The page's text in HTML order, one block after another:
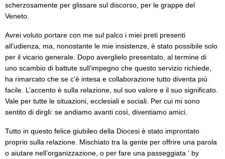
scherzosamente per glissare sul discorso, per le grappe del
Veneto.
Avrei voluto portare con me sul palco i miei preti presenti
all’udienza, ma, nonostante le mie insistenze, è stato possibile solo
per il vicario generale. Dopo averglielo presentato, al termine di
uno scambio di battute sull’impegno che questo servizio richiede,
ha rimarcato che se c’è intesa e collaborazione tutto diventa più
facile. L’accento è sulla relazione, sul suo valore e il suo significato.
Vale per tutte le situazioni, ecclesiali e sociali. Per cui mi sono
sentito di dirgli: se andiamo avanti così, diventiamo amici.
Tutto in questo felice giubileo della Diocesi è stato improntato
proprio sulla relazione. Mischiato tra la gente per offrire una parola
o aiutare nell’organizzazione, o per fare una passeggiata ‘ by